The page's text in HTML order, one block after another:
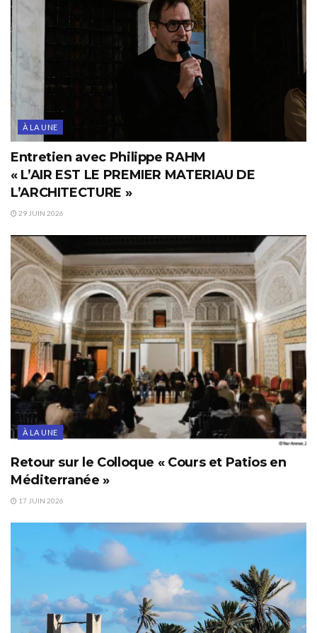
À LA UNE
Entretien avec Philippe RAHM
« L’AIR EST LE PREMIER MATERIAU DE
L’ARCHITECTURE »
29 JUIN 2026
À LA UNE
Retour sur le Colloque « Cours et Patios en
Méditerranée »
17 JUIN 2026